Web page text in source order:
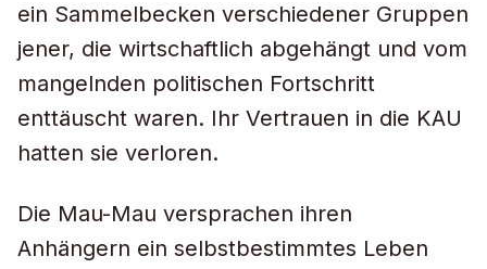
ein Sammelbecken verschiedener Gruppen
jener, die wirtschaftlich abgehängt und vom
mangelnden politischen Fortschritt
enttäuscht waren. Ihr Vertrauen in die KAU
hatten sie verloren.
Die Mau-Mau versprachen ihren
Anhängern ein selbstbestimmtes Leben